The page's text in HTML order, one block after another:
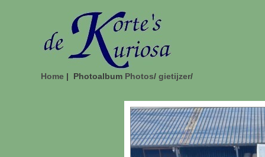
Home | Photoalbum Photos/ gietijzer/